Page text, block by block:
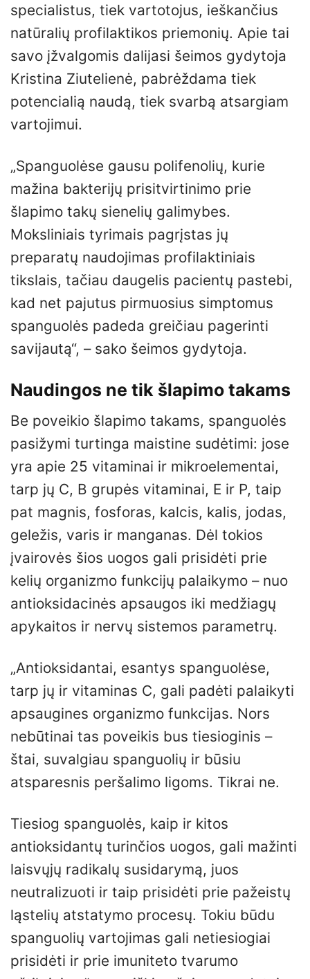
specialistus, tiek vartotojus, ieškančius
natūralių profilaktikos priemonių. Apie tai
savo įžvalgomis dalijasi šeimos gydytoja
Kristina Ziutelienė, pabrėždama tiek
potencialią naudą, tiek svarbą atsargiam
vartojimui.
„Spanguolėse gausu polifenolių, kurie
mažina bakterijų prisitvirtinimo prie
šlapimo takų sienelių galimybes.
Moksliniais tyrimais pagrįstas jų
preparatų naudojimas profilaktiniais
tikslais, tačiau daugelis pacientų pastebi,
kad net pajutus pirmuosius simptomus
spanguolės padeda greičiau pagerinti
savijautą“, – sako šeimos gydytoja.
Naudingos ne tik šlapimo takams
Be poveikio šlapimo takams, spanguolės
pasižymi turtinga maistine sudėtimi: jose
yra apie 25 vitaminai ir mikroelementai,
tarp jų C, B grupės vitaminai, E ir P, taip
pat magnis, fosforas, kalcis, kalis, jodas,
geležis, varis ir manganas. Dėl tokios
įvairovės šios uogos gali prisidėti prie
kelių organizmo funkcijų palaikymo – nuo
antioksidacinės apsaugos iki medžiagų
apykaitos ir nervų sistemos parametrų.
„Antioksidantai, esantys spanguolėse,
tarp jų ir vitaminas C, gali padėti palaikyti
apsaugines organizmo funkcijas. Nors
nebūtinai tas poveikis bus tiesioginis –
štai, suvalgiau spanguolių ir būsiu
atsparesnis peršalimo ligoms. Tikrai ne.
Tiesiog spanguolės, kaip ir kitos
antioksidantų turinčios uogos, gali mažinti
laisvųjų radikalų susidarymą, juos
neutralizuoti ir taip prisidėti prie pažeistų
ląstelių atstatymo procesų. Tokiu būdu
spanguolių vartojimas gali netiesiogiai
prisidėti ir prie imuniteto tvarumo